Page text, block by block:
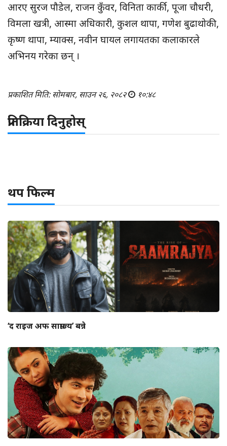
आरए सुरज पौडेल, राजन कुँवर, विनिता कार्की, पूजा चौधरी,
विमला खत्री, आस्मा अधिकारी, कुशल थापा, गणेश बुढाथोकी,
कृष्ण थापा, म्याक्स, नवीन घायल लगायतका कलाकारले
अभिनय गरेका छन् ।
प्रकाशित मिति: सोमबार, साउन २६, २०८२ १०:४८
प्रतिक्रिया दिनुहोस्
थप फिल्म
‘द राइज अफ साम्राज्य’ बन्ने